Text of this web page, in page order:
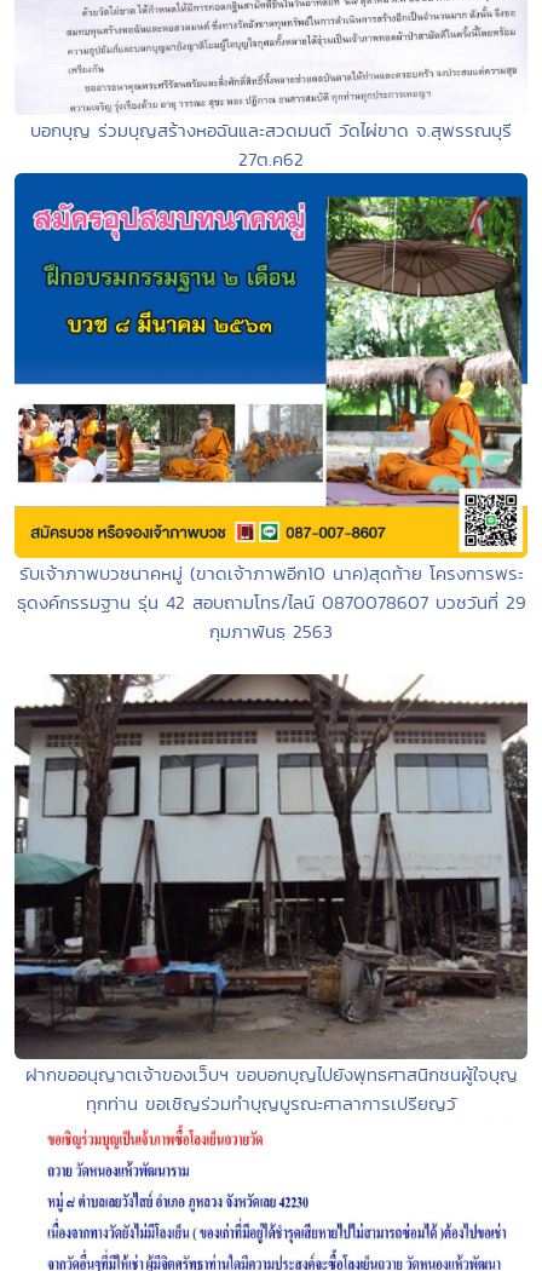
บอกบุญ ร่วมบุญสร้างหอฉันและสวดมนต์ วัดไผ่ขาด จ.สุพรรณบุรี
27ต.ค62
รับเจ้าภาพบวชนาคหมู่ (ขาดเจ้าภาพอีก10 นาค)สุดท้าย โครงการพระ
ธุดงค์กรรมฐาน รุ่น 42 สอบถามโทร/ไลน์ 0870078607 บวชวันที่ 29
กุมภาพันธฺ 2563
ฝากขออนุญาตเจ้าของเว็บฯ ขอบอกบุญไปยังพุทธศาสนิกชนผู้ใจบุญ
ทุกท่าน ขอเชิญร่วมทำบุญบูรณะศาลาการเปรียญวั